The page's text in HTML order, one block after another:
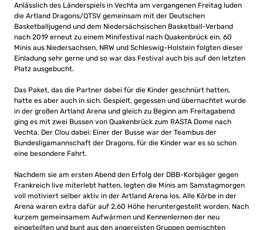
Anlässlich des Länderspiels in Vechta am vergangenen Freitag luden
die Artland Dragons/QTSV gemeinsam mit der Deutschen
Basketballjugend und dem Niedersächsischen Basketball-Verband
nach 2019 erneut zu einem Minifestival nach Quakenbrück ein. 60
Minis aus Niedersachsen, NRW und Schleswig-Holstein folgten dieser
Einladung sehr gerne und so war das Festival auch bis auf den letzten
Platz ausgebucht.
Das Paket, das die Partner dabei für die Kinder geschnürt hatten,
hatte es aber auch in sich. Gespielt, gegessen und übernachtet wurde
in der großen Artland Arena und gleich zu Beginn am Freitagabend
ging es mit zwei Bussen von Quakenbrück zum RASTA Dome nach
Vechta. Der Clou dabei: Einer der Busse war der Teambus der
Bundesligamannschaft der Dragons, für die Kinder war es so schon
eine besondere Fahrt.
Nachdem sie am ersten Abend den Erfolg der DBB-Korbjäger gegen
Frankreich live miterlebt hatten, legten die Minis am Samstagmorgen
voll motiviert selber aktiv in der Artland Arena los. Alle Körbe in der
Arena waren extra dafür auf 2,60 Höhe heruntergestellt worden. Nach
kurzem gemeinsamem Aufwärmen und Kennenlernen der neu
eingeteilten und bunt aus den angereisten Gruppen gemischten